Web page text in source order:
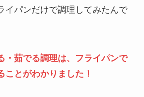
イパンだけで調理してみたんで
・茹でる調理は、フライパンで
ことがわかりました！